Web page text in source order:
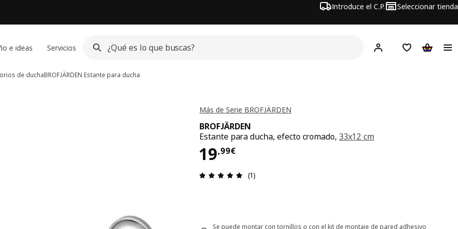
Introduce el C.P. Seleccionar tienda
e ideas Servicios Hej! Iniciar sesión
Lista de deseos
Carrito
de duchaBROFJÄRDEN Estante para ducha
Más de Serie BROFJÄRDEN
BROFJÄRDEN
Estante para ducha, efecto cromado, 33x12 cm
19,99€
El precio 19,99€
Reseña: 5 de 5 estrellas. Revisiones totales: 1
(1)
Se puede montar con tornillos o con el kit de montaje de pared adhesivo